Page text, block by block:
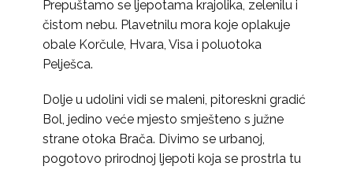
Prepuštamo se ljepotama krajolika, zelenilu i
čistom nebu. Plavetnilu mora koje oplakuje
obale Korčule, Hvara, Visa i poluotoka
Pelješca.
Dolje u udolini vidi se maleni, pitoreskni gradić
Bol, jedino veće mjesto smješteno s južne
strane otoka Brača. Divimo se urbanoj,
pogotovo prirodnoj ljepoti koja se prostrla tu